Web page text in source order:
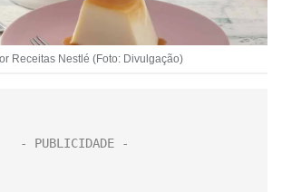
Receitas Nestlé (Foto: Divulgação)